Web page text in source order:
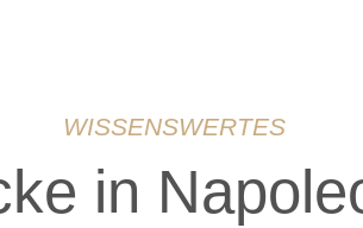
WISSENSWERTES
in